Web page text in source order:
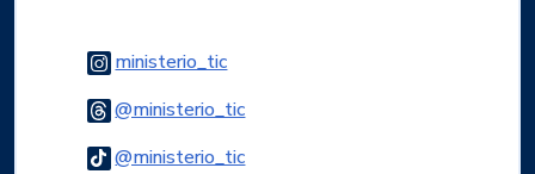
ministerio_ticLogo Instagram
@ministerio_ticLogo Threads
@ministerio_ticLogo Tiktok